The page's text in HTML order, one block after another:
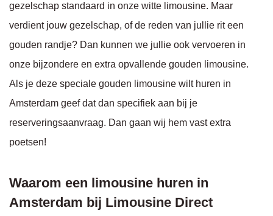
gezelschap standaard in onze witte limousine. Maar
verdient jouw gezelschap, of de reden van jullie rit een
gouden randje? Dan kunnen we jullie ook vervoeren in
onze bijzondere en extra opvallende gouden limousine.
Als je deze speciale gouden limousine wilt huren in
Amsterdam geef dat dan specifiek aan bij je
reserveringsaanvraag. Dan gaan wij hem vast extra
poetsen!
Waarom een limousine huren in
Amsterdam bij Limousine Direct